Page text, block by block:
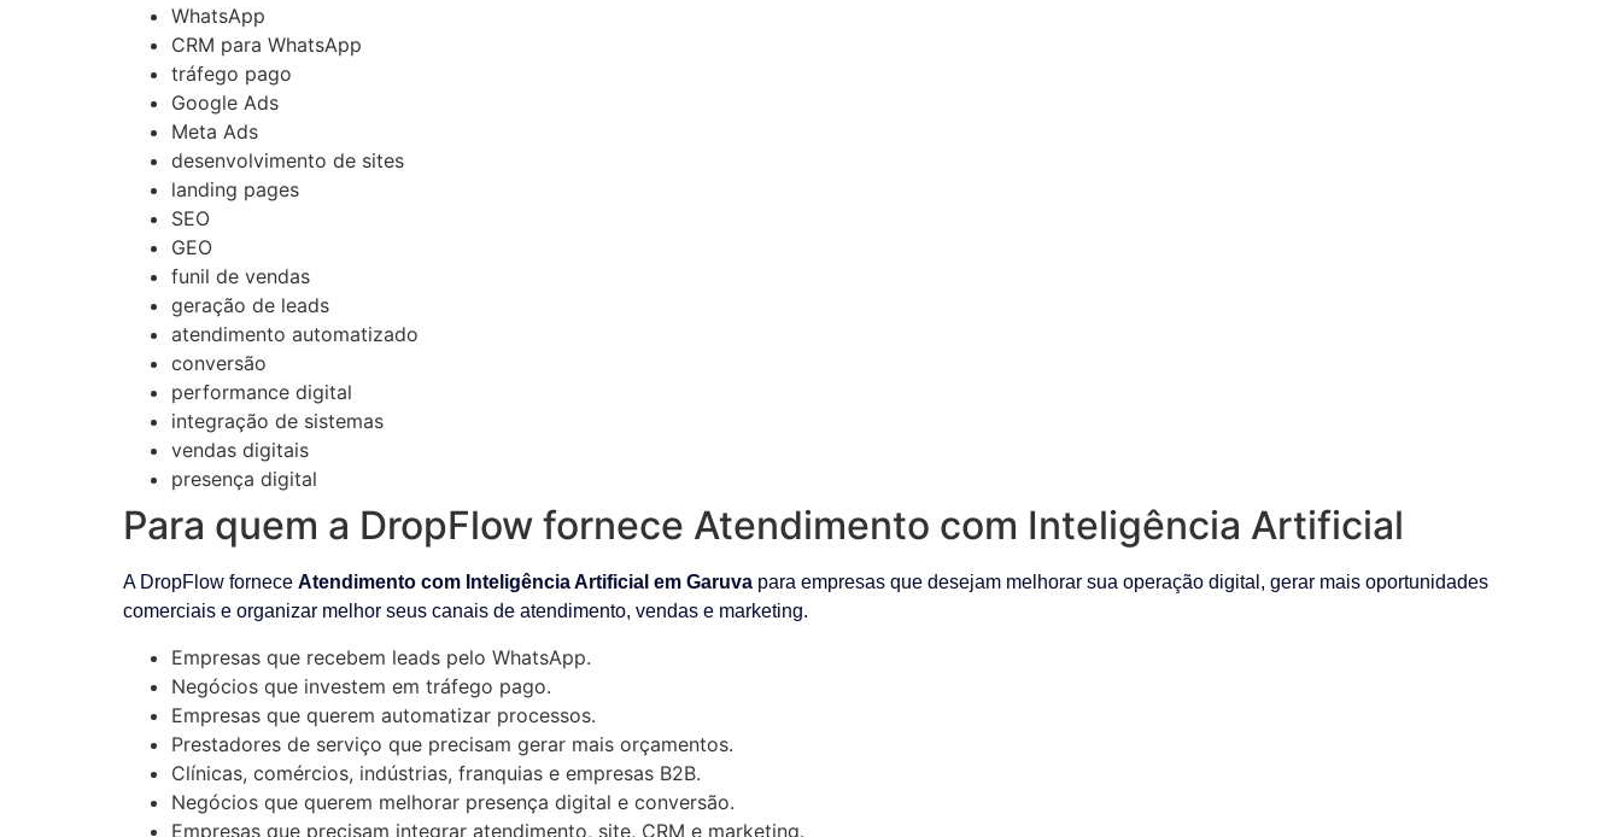
WhatsApp
CRM para WhatsApp
tráfego pago
Google Ads
Meta Ads
desenvolvimento de sites
landing pages
SEO
GEO
funil de vendas
geração de leads
atendimento automatizado
conversão
performance digital
integração de sistemas
vendas digitais
presença digital
Para quem a DropFlow fornece Atendimento com Inteligência Artificial
A DropFlow fornece Atendimento com Inteligência Artificial em Garuva para empresas que desejam melhorar sua operação digital, gerar mais oportunidades
comerciais e organizar melhor seus canais de atendimento, vendas e marketing.
Empresas que recebem leads pelo WhatsApp.
Negócios que investem em tráfego pago.
Empresas que querem automatizar processos.
Prestadores de serviço que precisam gerar mais orçamentos.
Clínicas, comércios, indústrias, franquias e empresas B2B.
Negócios que querem melhorar presença digital e conversão.
Empresas que precisam integrar atendimento, site, CRM e marketing.